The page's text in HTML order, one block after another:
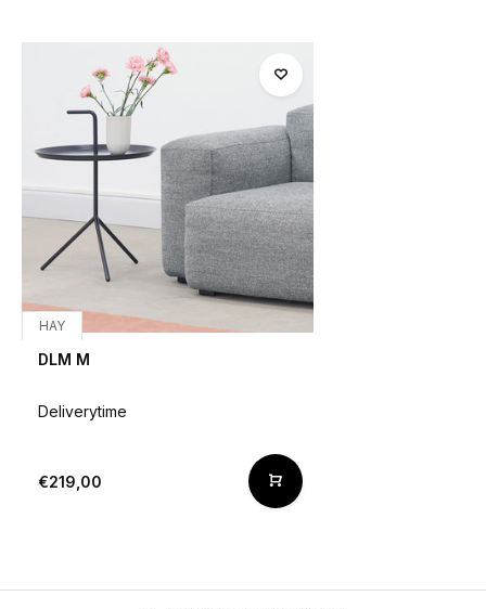
HAY
DLM M
Deliverytime
€219,00